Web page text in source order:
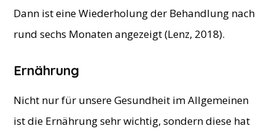
Dann ist eine Wiederholung der Behandlung nach
rund sechs Monaten angezeigt (Lenz, 2018).
Ernährung
Nicht nur für unsere Gesundheit im Allgemeinen
ist die Ernährung sehr wichtig, sondern diese hat